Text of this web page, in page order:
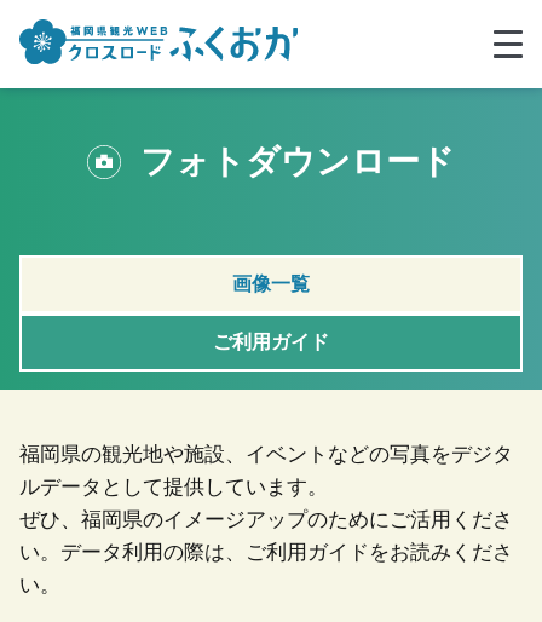
フォトダウンロード
画像一覧
ご利用ガイド
福岡県の観光地や施設、イベントなどの写真をデジタ
ルデータとして提供しています。
ぜひ、福岡県のイメージアップのためにご活用くださ
い。データ利用の際は、ご利用ガイドをお読みくださ
い。